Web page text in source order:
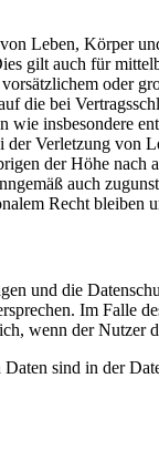
Leben, Körper
gilt auch für
oder
die bei
wie insbesondere
Verletzung von
der Höhe
auch
Recht bleiben
und die
Im Falle
wenn der Nutzer
sind in der